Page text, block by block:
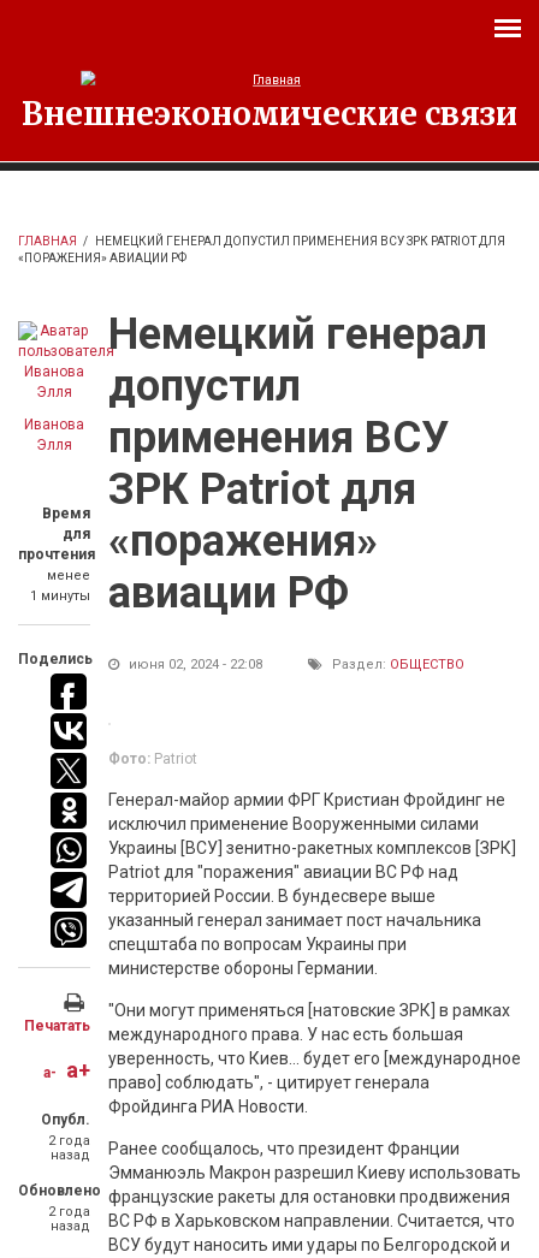
Внешнеэкономические связи
ГЛАВНАЯ /
НЕМЕЦКИЙ ГЕНЕРАЛ ДОПУСТИЛ ПРИМЕНЕНИЯ ВСУ ЗРК PATRIOT ДЛЯ
«ПОРАЖЕНИЯ» АВИАЦИИ РФ
Иванова
Элля
Время
для
прочтения
менее
1 минуты
Поделись
Печатать
a- a+
Опубл.
2 года
назад
Обновлено
2 года
назад
Немецкий генерал
допустил
применения ВСУ
ЗРК Patriot для
«поражения»
авиации РФ
июня 02, 2024 - 22:08 Раздел: ОБЩЕСТВО
Фото: Patriot
Генерал-майор армии ФРГ Кристиан Фройдинг не
исключил применение Вооруженными силами
Украины [ВСУ] зенитно-ракетных комплексов [ЗРК]
Patriot для "поражения" авиации ВС РФ над
территорией России. В бундесвере выше
указанный генерал занимает пост начальника
спецштаба по вопросам Украины при
министерстве обороны Германии.
"Они могут применяться [натовские ЗРК] в рамках
международного права. У нас есть большая
уверенность, что Киев... будет его [международное
право] соблюдать", - цитирует генерала
Фройдинга РИА Новости.
Ранее сообщалось, что президент Франции
Эмманюэль Макрон разрешил Киеву использовать
французские ракеты для остановки продвижения
ВС РФ в Харьковском направлении. Считается, что
ВСУ будут наносить ими удары по Белгородской и